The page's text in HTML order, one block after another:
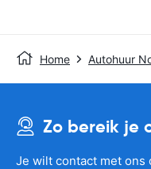
Home Autohuur
Zo bereik je
Je wilt contact met ons